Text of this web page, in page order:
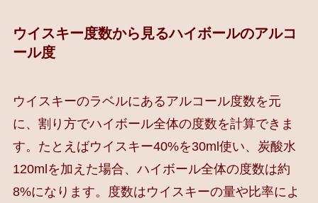
ウイスキー度数から見るハイボールのアルコ
ール度
ウイスキーのラベルにあるアルコール度数を元
に、割り方でハイボール全体の度数を計算できま
す。たとえばウイスキー40%を30ml使い、炭酸水
120mlを加えた場合、ハイボール全体の度数は約
8%になります。度数はウイスキーの量や比率によ